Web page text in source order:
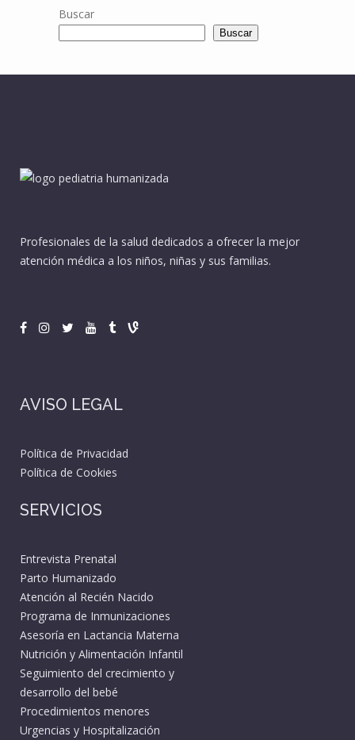
Buscar
Buscar
Profesionales de la salud dedicados a ofrecer la mejor
atención médica a los niños, niñas y sus familias.
AVISO LEGAL
Política de Privacidad
Política de Cookies
SERVICIOS
Entrevista Prenatal
Parto Humanizado
Atención al Recién Nacido
Programa de Inmunizaciones
Asesoría en Lactancia Materna
Nutrición y Alimentación Infantil
Seguimiento del crecimiento y
desarrollo del bebé
Procedimientos menores
Urgencias y Hospitalización